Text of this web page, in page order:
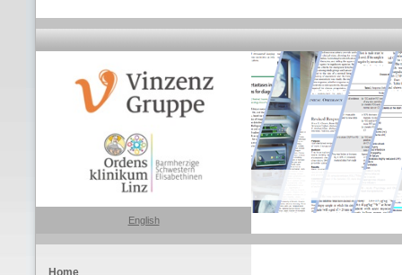
English
Home